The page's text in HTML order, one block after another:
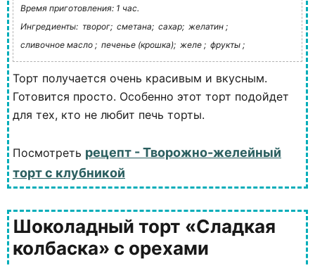
Время приготовления: 1 час.
Ингредиенты: творог; сметана; сахар; желатин ;
сливочное масло ; печенье (крошка); желе ; фрукты ;
Торт получается очень красивым и вкусным.
Готовится просто. Особенно этот торт подойдет
для тех, кто не любит печь торты.
Посмотреть рецепт - Творожно-желейный
торт с клубникой
Шоколадный торт «Сладкая
колбаска» с орехами